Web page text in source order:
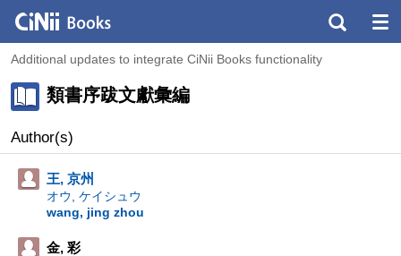
Additional updates to integrate CiNii Books functionality
類書序跋文獻彙編
Author(s)
王, 京州
オウ, ケイシュウ
wang, jing zhou
金, 彩